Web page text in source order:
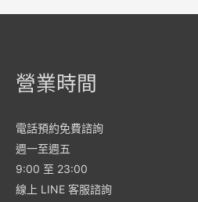
營業時間
電話預約免費諮詢
週一至週五
9:00 至 23:00
線上 LINE 客服諮詢